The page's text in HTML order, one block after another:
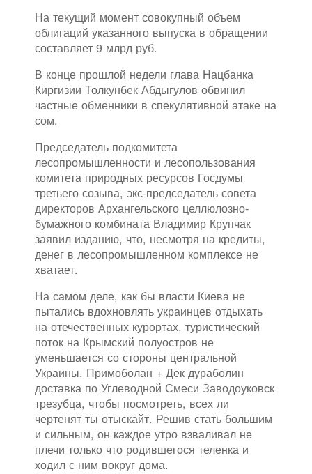
На текущий момент совокупный объем
облигаций указанного выпуска в обращении
составляет 9 млрд руб.
В конце прошлой недели глава Нацбанка
Киргизии Толкунбек Абдыгулов обвинил
частные обменники в спекулятивной атаке на
сом.
Председатель подкомитета
лесопромышленности и лесопользования
комитета природных ресурсов Госдумы
третьего созыва, экс-председатель совета
директоров Архангельского целлюлозно-
бумажного комбината Владимир Крупчак
заявил изданию, что, несмотря на кредиты,
денег в лесопромышленном комплексе не
хватает.
На самом деле, как бы власти Киева не
пытались вдохновлять украинцев отдыхать
на отечественных курортах, туристический
поток на Крымский полуостров не
уменьшается со стороны центральной
Украины. Примоболан + Дек дураболин
доставка по Углеводной Смеси Заводоуковск
трезубца, чтобы посмотреть, всех ли
чертенят ты отыскайт. Решив стать большим
и сильным, он каждое утро взваливал не
плечи только что родившегося теленка и
ходил с ним вокруг дома.